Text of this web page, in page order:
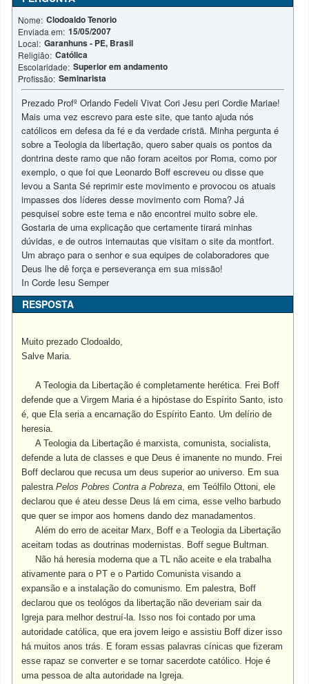
Nome: Clodoaldo Tenorio
Enviada em: 15/05/2007
Local: Garanhuns - PE, Brasil
Religião: Católica
Escolaridade: Superior em andamento
Profissão: Seminarista
Prezado Profº Orlando Fedeli Vivat Cori Jesu peri Cordie Mariae!
Mais uma vez escrevo para este site, que tanto ajuda nós
católicos em defesa da fé e da verdade cristã. Minha pergunta é
sobre a Teologia da libertação, quero saber quais os pontos da
dontrina deste ramo que não foram aceitos por Roma, como por
exemplo, o que foi que Leonardo Boff escreveu ou disse que
levou a Santa Sé reprimir este movimento e provocou os atuais
impasses dos líderes desse movimento com Roma? Já
pesquisei sobre este tema e não encontrei muito sobre ele.
Gostaria de uma explicação que certamente tirará minhas
dúvidas, e de outros internautas que visitam o site da montfort.
Um abraço para o senhor e sua equipes de colaboradores que
Deus lhe dê força e perseverança em sua missão!
In Corde Iesu Semper
RESPOSTA
Muito prezado Clodoaldo,
Salve Maria.
A Teologia da Libertação é completamente herética. Frei Boff
defende que a Virgem Maria é a hipóstase do Espírito Santo, isto
é, que Ela seria a encarnação do Espírito Eanto. Um delírio de
heresia.
A Teologia da Libertação é marxista, comunista, socialista,
defende a luta de classes e que Deus é imanente no mundo. Frei
Boff declarou que recusa um deus superior ao universo. Em sua
palestraPelos Pobres Contra a Pobreza, em Teólfilo Ottoni, ele
declarou que é ateu desse Deus lá em cima, esse velho barbudo
que quer se impor aos homens dando dez manadamentos.
Além do erro de aceitar Marx, Boff e a Teologia da Libertação
aceitam todas as doutrinas modernistas. Boff segue Bultman.
Não há heresia moderna que a TL não aceite e ela trabalha
ativamente para o PT e o Partido Comunista visando a
expansão e a instalação do comunismo. Em palestra, Boff
declarou que os teológos da libertação não deveriam sair da
Igreja para melhor destruí-la. Isso nos foi contado por uma
autoridade católica, que era jovem leigo e assistiu Boff dizer isso
há muitos anos trás. E foram essas palavras cínicas que fizeram
esse rapaz se converter e se tornar sacerdote católico. Hoje é
uma pessoa de alta autoridade na Igreja.